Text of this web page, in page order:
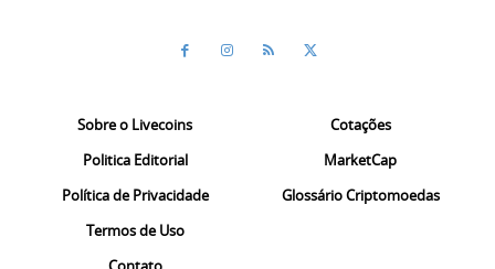
Sobre o Livecoins
Politica Editorial
Política de Privacidade
Termos de Uso
Cotações
MarketCap
Glossário Criptomoedas